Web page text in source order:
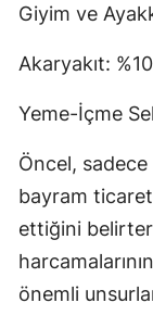
Giyim ve
Akaryakıt: %10
Yeme-İçme
Öncel,
bayram
ettiğini
önemli